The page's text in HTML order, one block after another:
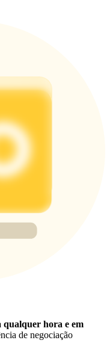
qualquer hora e em
de negociação